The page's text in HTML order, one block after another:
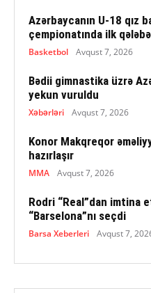
Azərbaycanın U-18 qız
çempionatında ilk
Basketbol Avqust 7, 2026
Bədii gimnastika üzrə
yekun vuruldu
Xəbərləri Avqust 7, 2026
Konor Makqreqor
hazırlaşır
MMA Avqust 7, 2026
Rodri “Real”dan imtina
“Barselona”nı seçdi
Barsa Xeberleri Avqust 7,